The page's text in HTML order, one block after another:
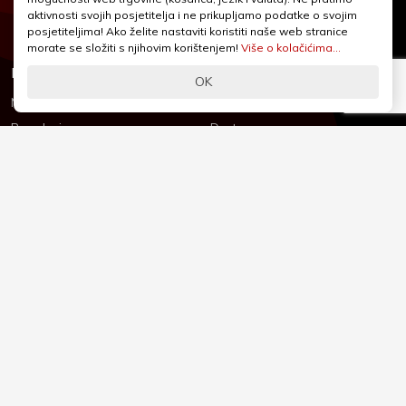
Informacije
Novosti & Promocije
Brandovi
Podrška
Dostava
Pon - Pet od 9 - 17h
aktivnosti svojih posjetitelja i ne prikupljamo podatke o svojim
posjetiteljima! Ako želite nastaviti koristiti naše web stranice
morate se složiti s njihovim korištenjem! Više o kolačićima...
OK